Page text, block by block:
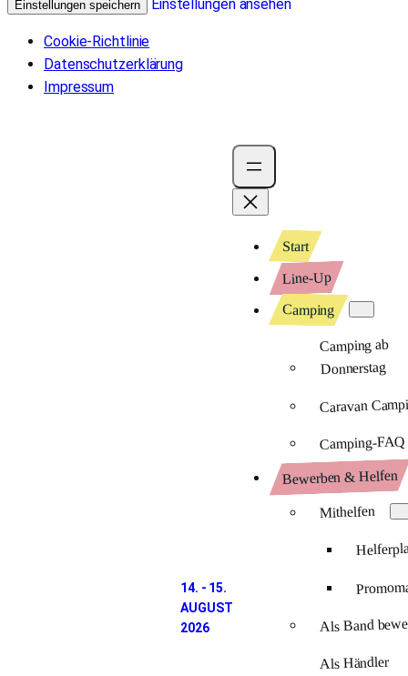
Einstellungen speichern
Einstellungen ansehen
Cookie-Richtlinie
Datenschutzerklärung
Impressum
14. - 15.
AUGUST
2026
Start
Line-Up
Camping
Camping ab
Donnerstag
Caravan
Camping-FAQ
Bewerben & Helfen
Mithelfen
Als Band
Als Händler